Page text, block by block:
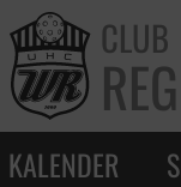
CLUB
KALENDER